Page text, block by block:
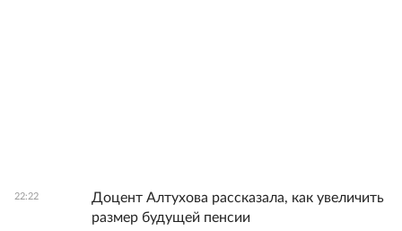
22:22
Доцент Алтухова рассказала, как увеличить
размер будущей пенсии